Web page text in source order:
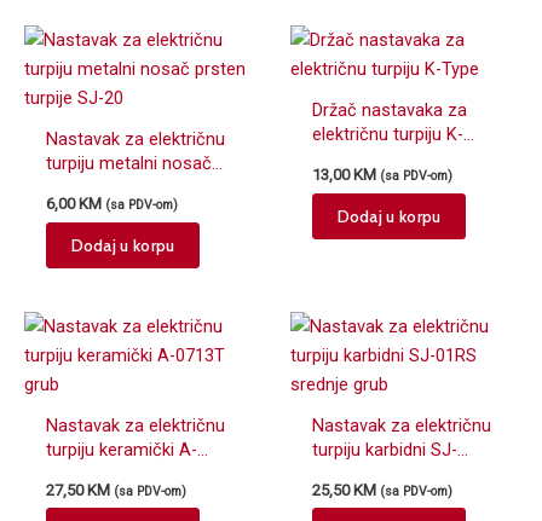
Nastavak za električnu
turpiju metalni nosač
6,00 KM (sa PDV-om)
Dodaj u korpu
Držač nastavaka za
električnu turpiju K-
13,00 KM (sa PDV-om)
Dodaj u korpu
Nastavak za električnu
turpiju keramički A-
27,50 KM (sa PDV-om)
Nastavak za električnu
turpiju karbidni SJ-
25,50 KM (sa PDV-om)